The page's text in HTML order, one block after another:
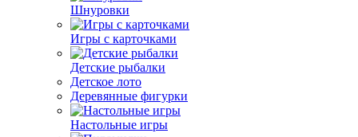
Шнуровки
Игры с карточками
Детские рыбалки
Детское лото
Деревянные фигурки
Настольные игры